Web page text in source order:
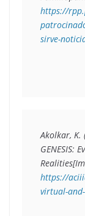
https://
sirve-
Akolkar, K.
GENESIS:
Realities
https://
virtual-